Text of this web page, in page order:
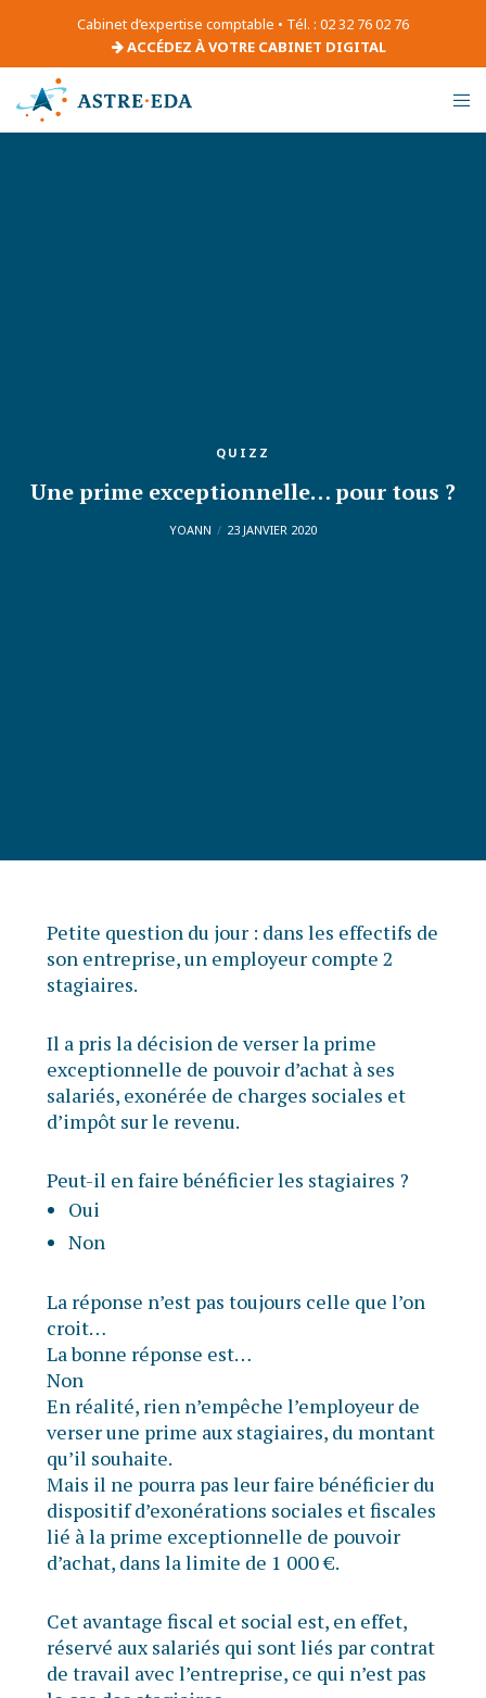
Cabinet d’expertise comptable • Tél. : 02 32 76 02 76
ACCÉDEZ À VOTRE CABINET DIGITAL
QUIZZ
Une prime exceptionnelle… pour tous ?
YOANN 23 JANVIER 2020
Petite question du jour : dans les effectifs de
son entreprise, un employeur compte 2
stagiaires.
Il a pris la décision de verser la prime
exceptionnelle de pouvoir d’achat à ses
salariés, exonérée de charges sociales et
d’impôt sur le revenu.
Peut-il en faire bénéficier les stagiaires ?
Oui
Non
La réponse n’est pas toujours celle que l’on
croit…
La bonne réponse est…
Non
En réalité, rien n’empêche l’employeur de
verser une prime aux stagiaires, du montant
qu’il souhaite.
Mais il ne pourra pas leur faire bénéficier du
dispositif d’exonérations sociales et fiscales
lié à la prime exceptionnelle de pouvoir
d’achat, dans la limite de 1 000 €.
Cet avantage fiscal et social est, en effet,
réservé aux salariés qui sont liés par contrat
de travail avec l’entreprise, ce qui n’est pas